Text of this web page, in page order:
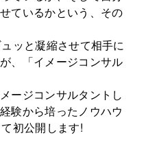
ているかという、その
ッと凝縮させて相手に
、「イメージコンサル
ージコンサルタントし
験から培ったノウハウ
初公開します!